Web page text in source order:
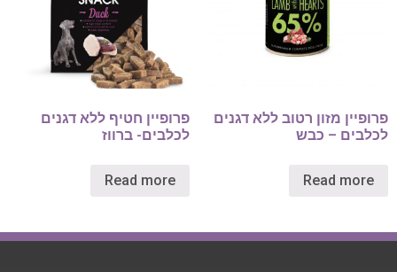
פרופיין מזון רטוב ללא דגנים
לכלבים – כבש
Read more
פרופיין חטיף ללא דגנים
לכלבים- ברווז
Read more